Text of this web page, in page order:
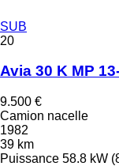
SUB
20
Avia 30 K MP
9.500 €
Camion nacelle
1982
39 km
Puissance 58.8 kW